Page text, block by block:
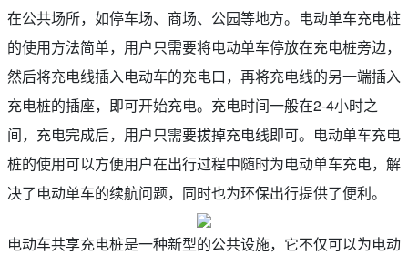
在公共场所，如停车场、商场、公园等地方。电动单车充电桩
的使用方法简单，用户只需要将电动单车停放在充电桩旁边，
然后将充电线插入电动车的充电口，再将充电线的另一端插入
充电桩的插座，即可开始充电。充电时间一般在2-4小时之
间，充电完成后，用户只需要拔掉充电线即可。电动单车充电
桩的使用可以方便用户在出行过程中随时为电动单车充电，解
决了电动单车的续航问题，同时也为环保出行提供了便利。
电动车共享充电桩是一种新型的公共设施，它不仅可以为电动